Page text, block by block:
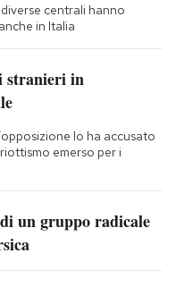
centrali hanno
in Italia
stranieri in
lo ha accusato
emerso per i
un gruppo radicale